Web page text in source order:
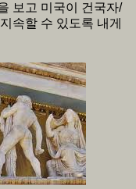
보고 미국이 건국자/
속할 수 있도록 내게